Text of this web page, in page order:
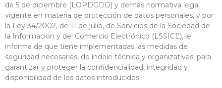
de 5 de diciembre (LOPDGDD) y demás normativa legal
vigente en materia de protección de datos personales, y por
la Ley 34/2002, de 11 de julio, de Servicios de la Sociedad de
la Información y del Comercio Electrónico (LSSICE), le
informa de que tiene implementadas las medidas de
seguridad necesarias, de índole técnica y organizativas, para
garantizar y proteger la confidencialidad, integridad y
disponibilidad de los datos introducidos.